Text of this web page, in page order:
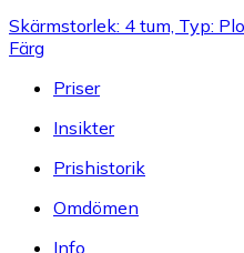
Skärmstorlek: 4 tum, Typ:
Färg
Priser
Insikter
Prishistorik
Omdömen
Info